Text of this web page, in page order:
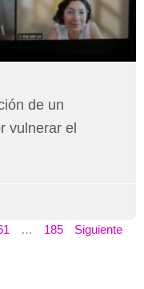
de un
vulnerar el
… 185 Siguiente